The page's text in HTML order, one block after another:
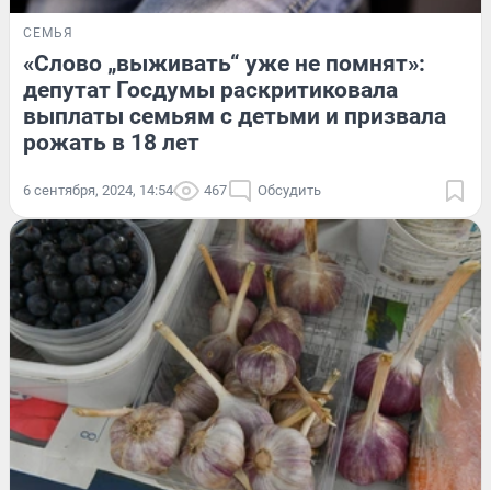
СЕМЬЯ
«Слово „выживать“ уже не помнят»:
депутат Госдумы раскритиковала
выплаты семьям с детьми и призвала
рожать в 18 лет
6 сентября, 2024, 14:54 467 Обсудить